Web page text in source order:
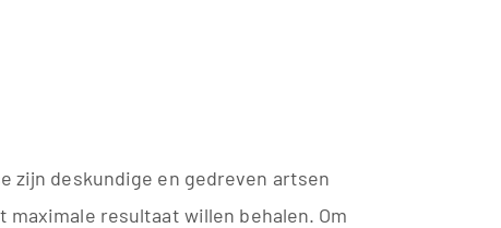
zijn deskundige en gedreven artsen
resultaat willen behalen. Om